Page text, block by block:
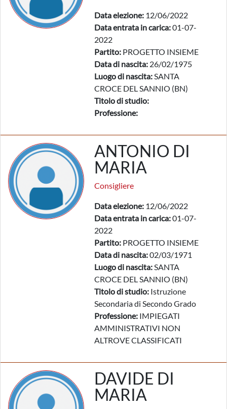
Data elezione: 12/06/2022
Data entrata in carica:01-07-
2022
Partito: PROGETTO INSIEME
Data di nascita: 26/02/1975
Luogo di nascita:SANTA
CROCE DEL SANNIO (BN)
Titolo di studio:
Professione:
ANTONIO DI
MARIA
Consigliere
Data elezione: 12/06/2022
Data entrata in carica:01-07-
2022
Partito: PROGETTO INSIEME
Data di nascita:02/03/1971
Luogo di nascita:SANTA
CROCE DEL SANNIO (BN)
Titolo di studio: Istruzione
Secondaria di Secondo Grado
Professione: IMPIEGATI
AMMINISTRATIVI NON
ALTROVE CLASSIFICATI
DAVIDE DI
MARIA